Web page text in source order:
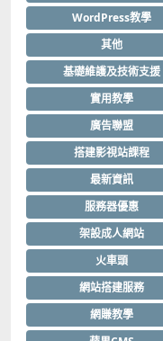
WordPress教學
其他
基礎維護及技術支援
實用教學
廣告聯盟
搭建影視站課程
最新資訊
服務器優惠
架設成人網站
火車頭
網站搭建服務
網賺教學